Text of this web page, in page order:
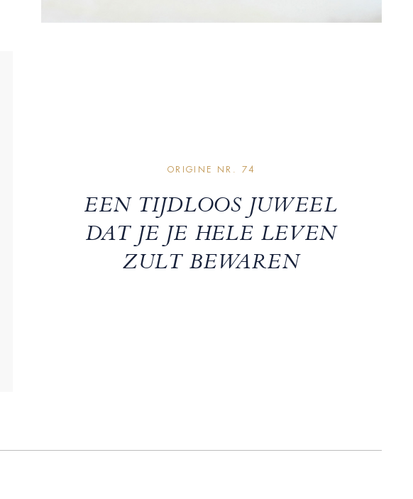
ORIGINE NR. 74
EEN TIJDLOOS JUWEEL
DAT JE JE HELE LEVEN
ZULT BEWAREN